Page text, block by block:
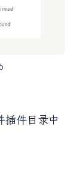
插件目录中